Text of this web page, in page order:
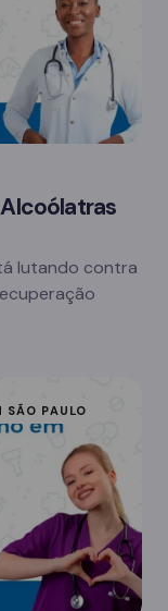
lutando contra
SÃO PAULO